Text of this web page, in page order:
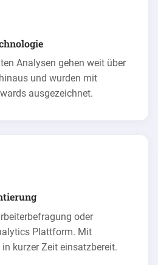
Analysen gehen weit über
und wurden mit
ausgezeichnet.
oder
Plattform. Mit
in kurzer Zeit einsatzbereit.